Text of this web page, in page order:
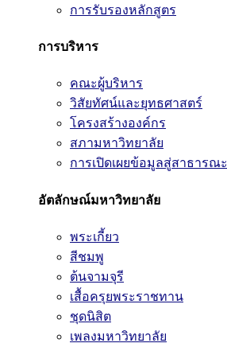
การรับรองหลักสูตร
การบริหาร
คณะผู้บริหาร
วิสัยทัศน์และยุทธศาสตร์
โครงสร้างองค์กร
สภามหาวิทยาลัย
การเปิดเผยข้อมูลสู่สาธารณะ
อัตลักษณ์มหาวิทยาลัย
พระเกี้ยว
สีชมพู
ต้นจามจุรี
เสื้อครุยพระราชทาน
ชุดนิสิต
เพลงมหาวิทยาลัย